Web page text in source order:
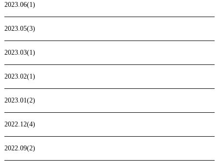
2023.06(1)
2023.05(3)
2023.03(1)
2023.02(1)
2023.01(2)
2022.12(4)
2022.09(2)